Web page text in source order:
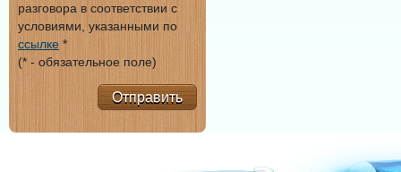
разговора в соответствии с
условиями, указанными по
ссылке *
(* - обязательное поле)
Отправить